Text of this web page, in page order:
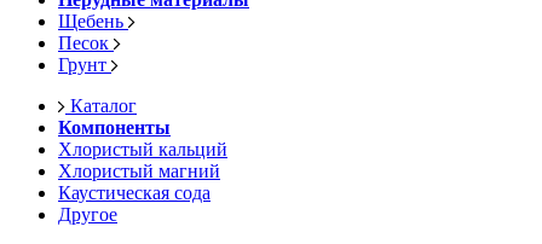
Щебень
Песок
Грунт
Каталог
Компоненты
Хлористый кальций
Хлористый магний
Каустическая сода
Другое